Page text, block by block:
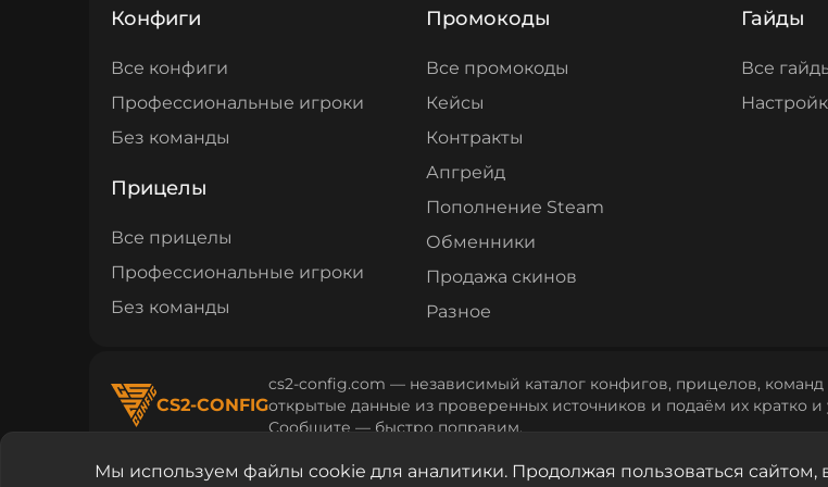
Конфиги
Все конфиги
Профессиональные игроки
Без команды
Прицелы
Все прицелы
Профессиональные игроки
Без команды
Промокоды
Все промокоды
Кейсы
Контракты
Апгрейд
Пополнение Steam
Обменники
Продажа скинов
Разное
Гайды
Все
CS2-CONFIG
cs2-config.com — независимый каталог конфигов, прицелов,
открытые данные из проверенных источников и подаём их кратко и
Сообщите — быстро поправим.
cs2-config.com © 2026Политика конфиденциальностиПользовательское соглашение
Мы используем файлы cookie для аналитики. Продолжая пользоваться сайтом,